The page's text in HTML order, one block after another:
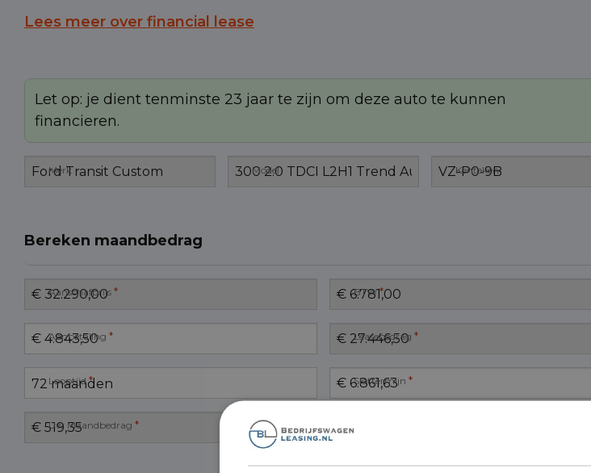
Lees meer over financial lease
Let op: je dient tenminste 23 jaar te zijn om deze auto te kunnen
financieren.
Merk Model Kenteken
Bereken maandbedrag
Aanschafprijs * BTW *
Aanbetaling * Leasebedrag *
Looptijd * Slottermijn *
Uw Maandbedrag *